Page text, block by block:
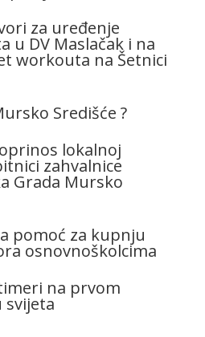
za uređenje
u DV Maslačak i na
workouta na Šetnici
Središće ?
lokalnoj
zahvalnice
Grada Mursko
pomoć za kupnju
osnovnoškolcima
na prvom